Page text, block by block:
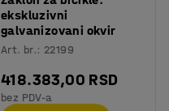
ekskluzivni
galvanizovani okvir
Art. br.: 22199
418.383,00 RSD
bez PDV-a